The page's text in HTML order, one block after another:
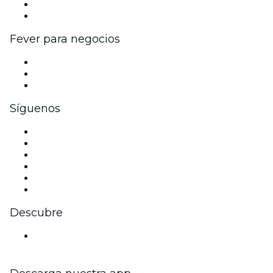
Fever para negocios
Síguenos
Descubre